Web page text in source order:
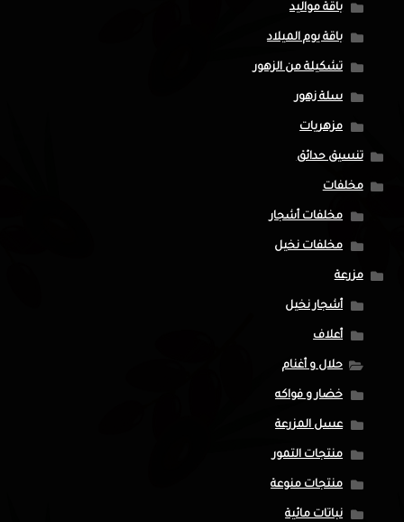
باقة مواليد
باقة يوم الميلاد
تشكيلة من الزهور
سلة زهور
مزهريات
تنسيق حدائق
مخلفات
مخلفات أشجار
مخلفات نخيل
مزرعة
أشجار نخيل
أعلاف
حلال و أغنام
خضار و فواكه
عسل المزرعة
منتجات التمور
منتجات منوعة
نباتات مائية